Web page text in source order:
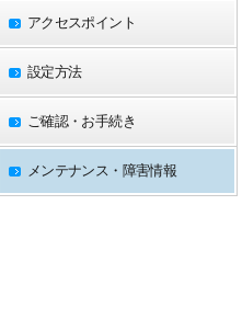
アクセスポイント
設定方法
ご確認・お手続き
メンテナンス・障害情報